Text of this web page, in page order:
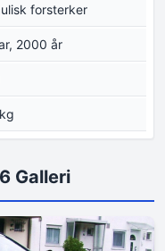
forsterker
2000 år
Galleri